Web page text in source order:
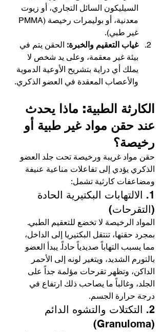
السيليكون السائل التجاري، أو زيوت
غير طبي).
غياب التعقيم والخبرة: الحقن يتم في
بيئة غير معقمة، وعلى يد شخص لا
يملك أي دراية بتشريح الأوعية الدموية
والأعصاب المعقدة في العضو الذكري.
الكارثة الطبية: ماذا يحدث
عند حقن مواد غير طبية أو
رخيصة؟
حقن مواد غريبة ورخيصة تحت جلد العضو
الذكري يؤدي إلى تفاعلات مناعية عنيفة
ومضاعفات كارثية تشمل:
1. الالتهابات البكتيرية الحادة
(التقرحات)
المواد الرخيصة لا تخضع للتعقيم الطبي.
بمجرد حقنها، تنتقل البكتيريا إلى الداخل،
مما يسبب التهاباً صديدياً حاداً. يبدأ العضو
بالتورم الشديد، ويتغير لونه إلى الأحمر
الداكن، وتظهر تقرحات مؤلمة جداً على
الجلد، وغالباً ما يصاحب ذلك ارتفاع في
درجة حرارة الجسم.
2. التكتلات والتشوه الدائم
(Granuloma)